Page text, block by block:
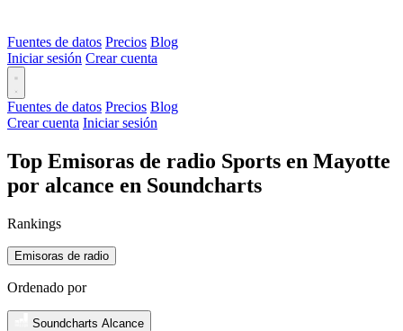
Fuentes de datos Precios Blog
Iniciar sesión Crear cuenta
Fuentes de datos Precios Blog
Crear cuenta Iniciar sesión
Top Emisoras de radio Sports en Mayotte
por alcance en Soundcharts
Rankings
Emisoras de radio
Ordenado por
Soundcharts Alcance